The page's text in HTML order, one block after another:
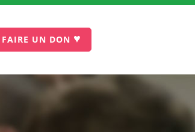
FAIRE UN DON ♥